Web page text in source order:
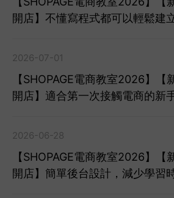
開店】不懂寫程式都可以輕鬆建
2026-07-01
【SHOPAGE電商教室2026】【
開店】適合第一次接觸電商的新
2026-06-28
【SHOPAGE電商教室2026】【
開店】簡單後台設計，減少學習